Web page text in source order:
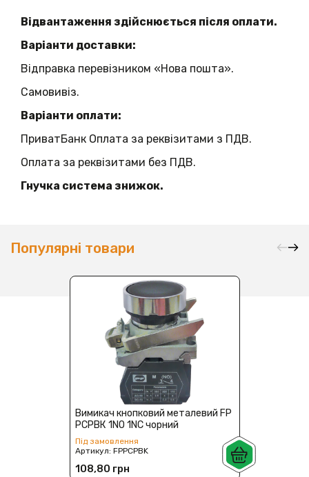
Відвантаження здійснюється після оплати.
Варіанти доставки:
Відправка перевізником «Нова пошта».
Самовивіз.
Варіанти оплати:
ПриватБанк Оплата за реквізитами з ПДВ.
Оплата за реквізитами без ПДВ.
Гнучка система знижок.
Популярні товари
Вимикач кнопковий металевий FP
PCPВК 1NO 1NC чорний
Під замовлення
Артикул:FPPCPBK
108,80 грн